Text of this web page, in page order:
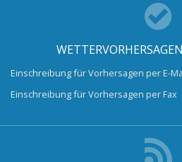
Einschreibung für Vorhersagen per E-
Einschreibung für Vorhersagen per Fax